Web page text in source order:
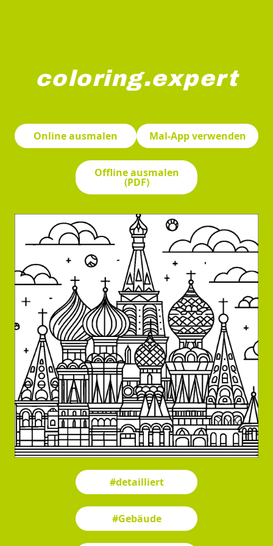
coloring.expert
Online ausmalen
Mal-App verwenden
Offline ausmalen
(PDF)
#detailliert
#Gebäude